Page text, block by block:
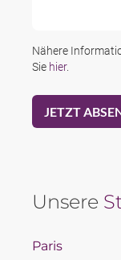
Nähere
Sie hier.
Unsere
Paris